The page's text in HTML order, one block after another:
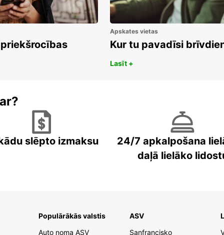
Apskates vietas
Kur tu pavadīsi
Lasīt +
slēpto izmaksu
24/7 apkalpošana
daļā lielāko
Populārākās valstis
Auto noma ASV
ASV
Sanfrancisko